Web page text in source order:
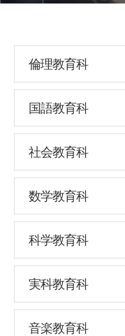
倫理教育科
国語教育科
社会教育科
数学教育科
科学教育科
実科教育科
音楽教育科